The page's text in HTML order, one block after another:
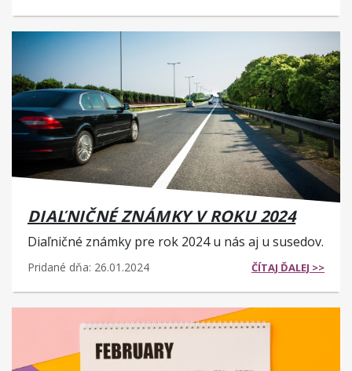
DIAĽNIČNÉ ZNÁMKY V ROKU 2024
Diaľničné známky pre rok 2024 u nás aj u susedov.
Pridané dňa: 26.01.2024 ČÍTAJ ĎALEJ >>